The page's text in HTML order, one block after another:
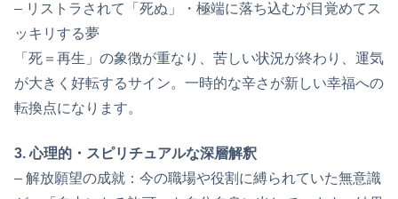
– リストラされて「死ぬ」・極端に落ち込むが目覚めてス
ッキリする夢
「死＝再生」の象徴が重なり、苦しい状況が終わり、運気
が大きく好転するサイン。一時的な辛さが新しい幸福への
転換点になります。
3. 心理的・スピリチュアルな深層解釈
– 解放願望の成就：今の職場や役割に縛られていた無意識